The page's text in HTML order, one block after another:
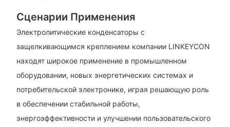
Сценарии Применения
Электролитические конденсаторы с
защелкивающимся креплением компании LINKEYCON
находят широкое применение в промышленном
оборудовании, новых энергетических системах и
потребительской электронике, играя решающую роль
в обеспечении стабильной работы,
энергоэффективности и улучшении пользовательского